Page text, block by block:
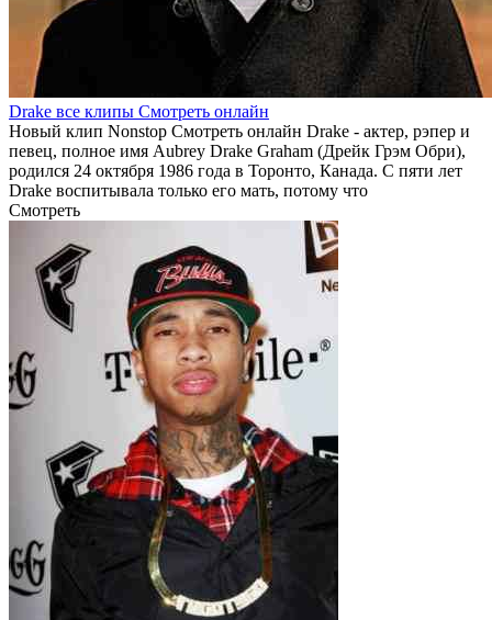
Drake все клипы Смотреть онлайн
Новый клип Nonstop Смотреть онлайн Drake - актер, рэпер и
певец, полное имя Aubrey Drake Graham (Дрейк Грэм Обри),
родился 24 октября 1986 года в Торонто, Канада. С пяти лет
Drake воспитывала только его мать, потому что
Смотреть